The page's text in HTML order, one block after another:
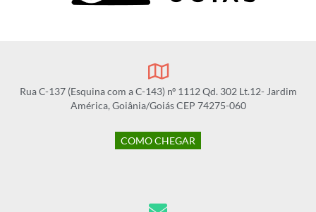
Rua C-137 (Esquina com a C-143) nº 1112 Qd. 302 Lt.12- Jardim
América, Goiânia/Goiás CEP 74275-060
COMO CHEGAR